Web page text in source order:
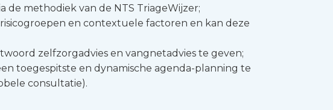
de methodiek van de NTS TriageWijzer;
en contextuele factoren en kan deze
zelfzorgadvies en vangnetadvies te geven;
toegespitste en dynamische agenda-planning te
consultatie).